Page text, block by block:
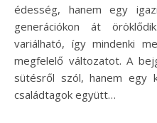
édesség, hanem egy
generációkon át
variálható, így mindenki
megfelelő változatot. A
sütésről szól, hanem egy
családtagok együtt…